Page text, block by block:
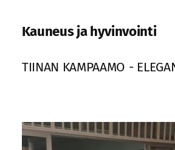
Kauneus ja hyvinvointi
TIINAN KAMPAAMO -